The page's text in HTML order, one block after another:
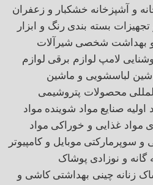
و آشپزخانه خشکبار و زعفران
تجهیزات بسته بندی رنگ و ابزار
و بهداشت شخصی شیرآلات
لامپ لوازم برقی لوازم
لباسشویی و ماشین
محصولات پتروشیمی
صنایع مواد شوینده مواد
مواد غذایی و خوراکی مواد
و سوپرمارکتی موبایل و کامپیوتر
و نوزادی پوشاک
زنانه چینی بهداشتی کاشی و